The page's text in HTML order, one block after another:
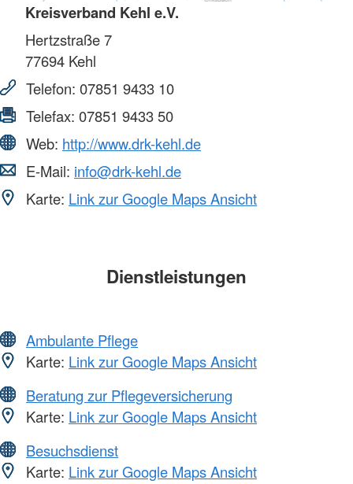
Kreisverband Kehl e.V.
Hertzstraße 7
77694 Kehl
Telefon: 07851 9433 10
Telefax: 07851 9433 50
Web: http://www.drk-kehl.de
E-Mail: info@drk-kehl.de
Karte: Link zur Google Maps Ansicht
Dienstleistungen
Ambulante Pflege
Karte: Link zur Google Maps Ansicht
Beratung zur Pflegeversicherung
Karte: Link zur Google Maps Ansicht
Besuchsdienst
Karte: Link zur Google Maps Ansicht